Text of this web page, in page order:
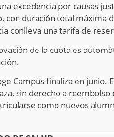
excedencia por causas
con duración total máxima
conlleva una tarifa de
de la cuota es
Campus finaliza en
sin derecho a
como nuevos